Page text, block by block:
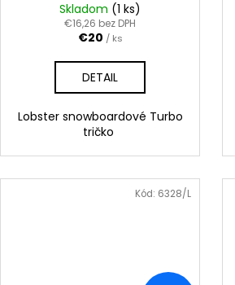
Skladom (1 ks)
€16,26 bez DPH
€20 / ks
DETAIL
Lobster snowboardové Turbo
tričko
Kód: 6328/L